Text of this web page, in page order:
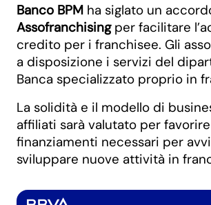
Banco BPM ha siglato un
Assofranchisingper facilitare
credito per i franchisee. Gli
a disposizione i servizi del
Banca specializzato proprio in
La solidità e il modello di
affiliati sarà valutato per favorire
finanziamenti necessari per
sviluppare nuove attività in